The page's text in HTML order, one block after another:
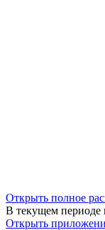
Открыть полное
В текущем периоде
Открыть